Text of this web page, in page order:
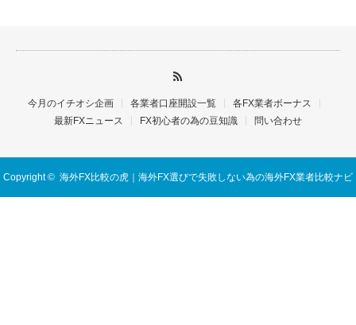
今月のイチオシ企画 各業者口座開設一覧
各FX業者ボーナス
最新FXニュース
FX初心者の為の豆知識 問い合わせ
Copyright © 海外FX比較の虎｜海外FX選びで失敗しない為の海外FX業者比較ナビ